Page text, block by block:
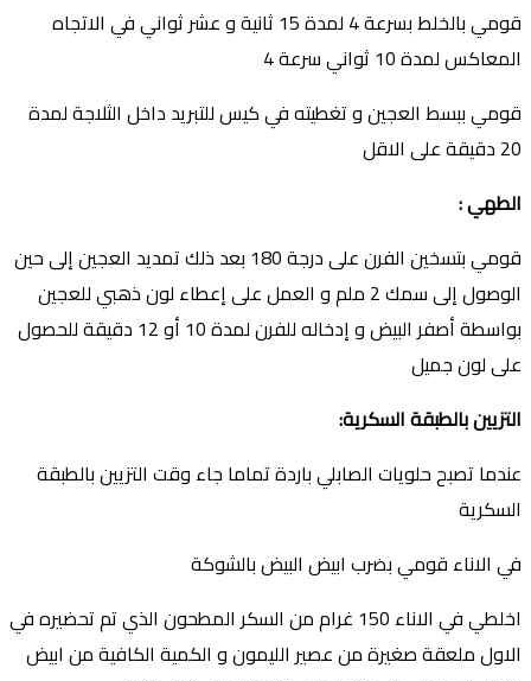
قومي بالخلط بسرعة 4 لمدة 15 ثانية و عشر ثواني في الاتجاه
المعاكس لمدة 10 ثواني سرعة 4
قومي ببسط العجين و تغطيته في كيس للتبريد داخل الثلاجة لمدة
20 دقيقة على الاقل
الطهي:
قومي بتسخين الفرن على درجة 180 بعد ذلك تمديد العجين إلى حين
الوصول إلى سمك 2 ملم و العمل على إعطاء لون ذهبي للعجين
بواسطة أصفر البيض و إدخاله للفرن لمدة 10 أو 12 دقيقة للحصول
على لون جميل
التزيين بالطبقة السكرية:
عندما تصبححلويات الصابليباردة تماما جاء وقت التزيين بالطبقة
السكرية
في الاناء قومي بضرب ابيض البيض بالشوكة
اخلطي في الاناء 150 غرام من السكر المطحون الذي تم تحضيره في
الاول ملعقة صغيرة من عصير الليمون و الكمية الكافية من ابيض